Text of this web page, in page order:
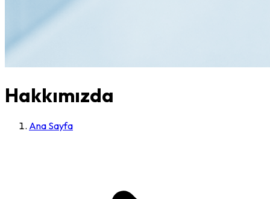
Hakkımızda
Ana Sayfa